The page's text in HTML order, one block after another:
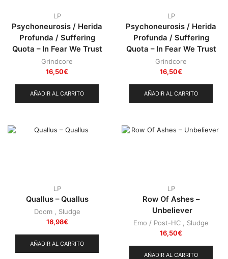
LP
Psychoneurosis / Herida
Profunda / Suffering
Quota – In Fear We Trust
Grindcore
16,50€
AÑADIR AL CARRITO
LP
Psychoneurosis / Herida
Profunda / Suffering
Quota – In Fear We Trust
Grindcore
16,50€
AÑADIR AL CARRITO
LP
Quallus – Quallus
Doom, Sludge
16,98€
AÑADIR AL CARRITO
LP
Row Of Ashes –
Unbeliever
Emo / Post-HC
Sludge
16,50€
AÑADIR AL CARRITO